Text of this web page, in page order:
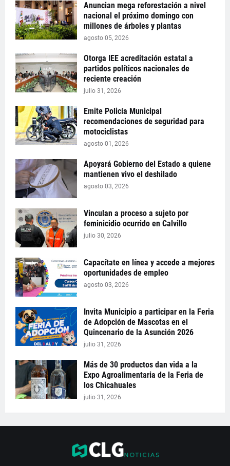
Anuncian mega reforestación a nivel
nacional el próximo domingo con
millones de árboles y plantas
agosto 05, 2026
Otorga IEE acreditación estatal a
partidos políticos nacionales de
reciente creación
julio 31, 2026
Emite Policía Municipal
recomendaciones de seguridad para
motociclistas
agosto 01, 2026
Apoyará Gobierno del Estado a quiene
mantienen vivo el deshilado
agosto 03, 2026
Vinculan a proceso a sujeto por
feminicidio ocurrido en Calvillo
julio 30, 2026
Capacítate en línea y accede a mejores
oportunidades de empleo
agosto 03, 2026
Invita Municipio a participar en la Feria
de Adopción de Mascotas en el
Quincenario de la Asunción 2026
julio 31, 2026
Más de 30 productos dan vida a la
Expo Agroalimentaria de la Feria de
los Chicahuales
julio 31, 2026